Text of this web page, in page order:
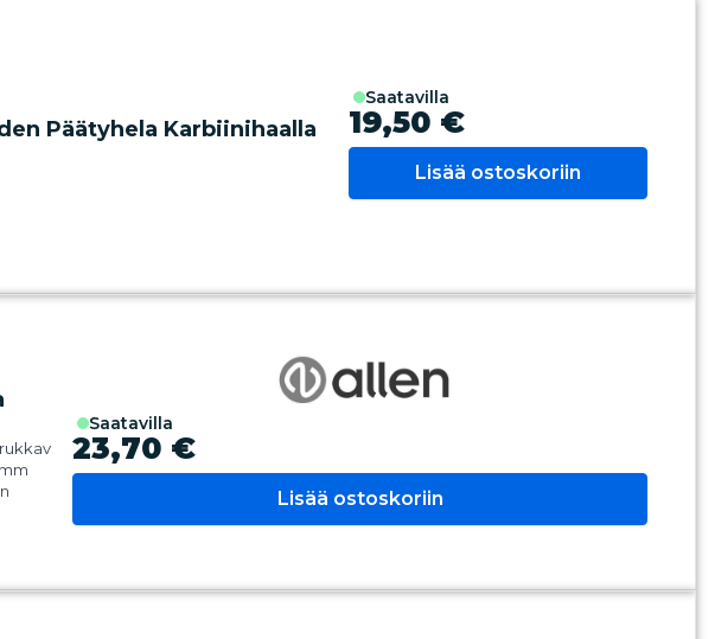
Päätyhela Karbiinihaalla
saatavilla
19,50 €
Lisää ostoskoriin
saatavilla
23,70 €
Lisää ostoskoriin